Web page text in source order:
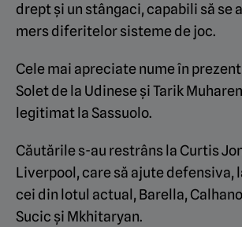
drept și un stângaci, capabili să se
mers diferitelor sisteme de joc.
Cele mai apreciate nume în
Solet de la Udinese și Tarik
legitimat la Sassuolo.
Căutările s-au restrâns la Curtis
Liverpool, care să ajute defensiva,
cei din lotul actual, Barella,
Sucic și Mkhitaryan.